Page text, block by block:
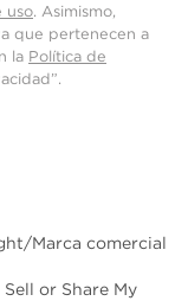
uso. Asimismo,
que pertenecen a
la Política de
Marca comercial
or Share My